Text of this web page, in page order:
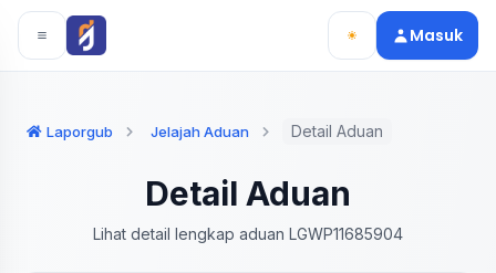
Langsung ke konten utama
Langsung ke navigasi
Masuk
Laporgub Jelajah Aduan Detail Aduan
Detail Aduan
Lihat detail lengkap aduan LGWP11685904